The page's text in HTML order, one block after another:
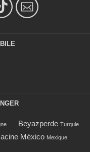
Beyazperde Turquie
México Mexique